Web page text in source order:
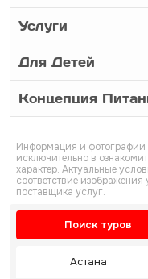
Услуги
Для Детей
Концепция
Информация и фотографии
исключительно в
характер. Актуальные
соответствие
поставщика услуг.
Поиск туров
Астана